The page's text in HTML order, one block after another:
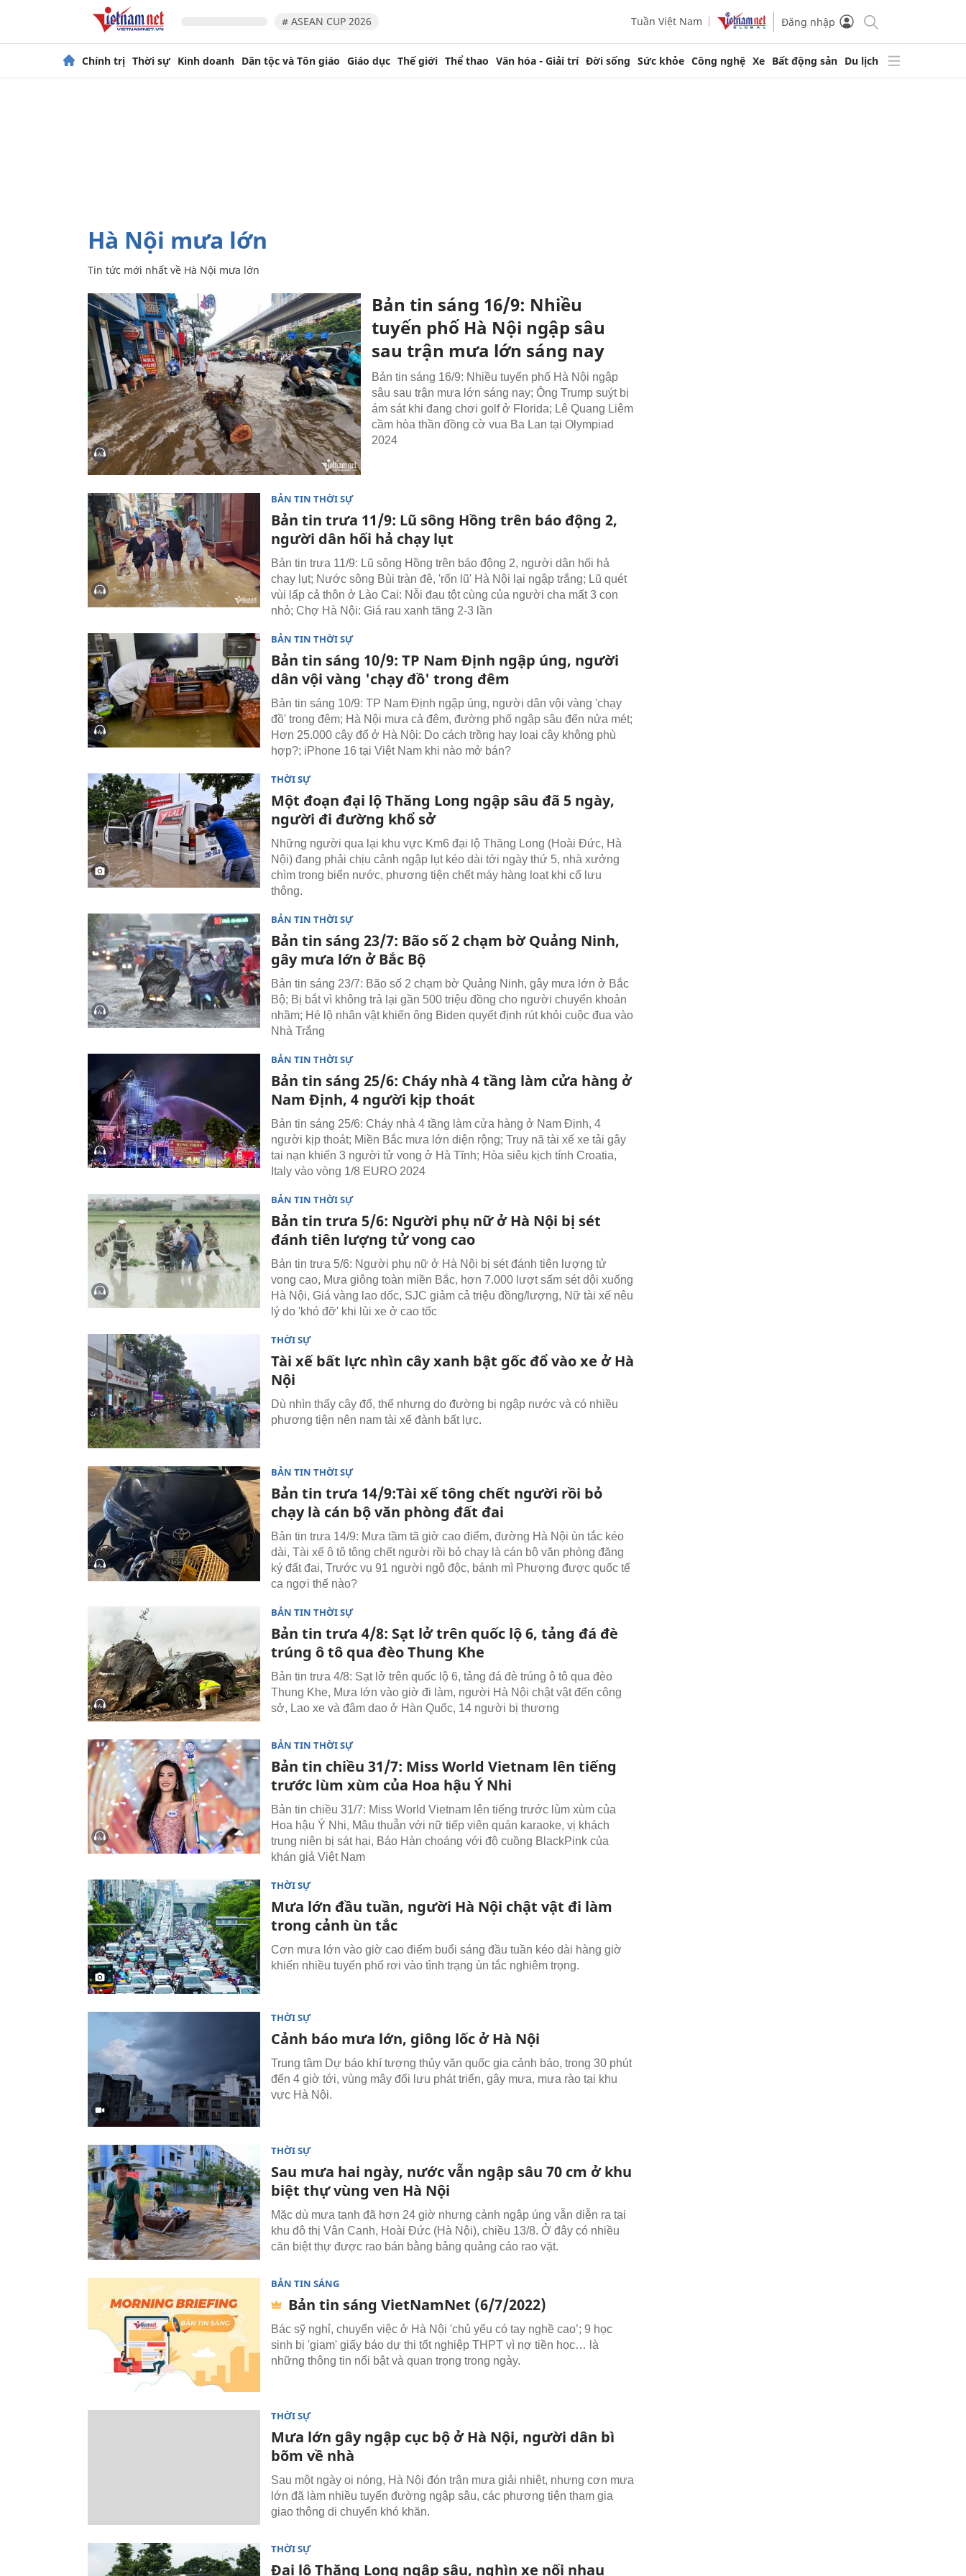
# ASEAN CUP 2026 Tuần Việt Nam Đăng nhập
Chính trị Thời sự Kinh doanh Dân tộc và Tôn giáo Giáo dục Thế giới Thể thao Văn hóa - Giải trí Đời sống Sức khỏe Công nghệ Xe Bất động sản Du lịch
Hà Nội mưa lớn
Tin tức mới nhất về Hà Nội mưa lớn
Bản tin sáng 16/9: Nhiều
tuyến phố Hà Nội ngập sâu
sau trận mưa lớn sáng nay
Bản tin sáng 16/9: Nhiều tuyến phố Hà Nội ngập
sâu sau trận mưa lớn sáng nay; Ông Trump suýt bị
ám sát khi đang chơi golf ở Florida; Lê Quang Liêm
cầm hòa thần đồng cờ vua Ba Lan tại Olympiad
2024
BẢN TIN THỜI SỰ
Bản tin trưa 11/9: Lũ sông Hồng trên báo động 2,
người dân hối hả chạy lụt
Bản tin trưa 11/9: Lũ sông Hồng trên báo động 2, người dân hối hả
chạy lụt; Nước sông Bùi tràn đê, 'rốn lũ' Hà Nội lại ngập trắng; Lũ quét
vùi lấp cả thôn ở Lào Cai: Nỗi đau tột cùng của người cha mất 3 con
nhỏ; Chợ Hà Nội: Giá rau xanh tăng 2-3 lần
BẢN TIN THỜI SỰ
Bản tin sáng 10/9: TP Nam Định ngập úng, người
dân vội vàng 'chạy đồ' trong đêm
Bản tin sáng 10/9: TP Nam Định ngập úng, người dân vội vàng 'chạy
đồ' trong đêm; Hà Nội mưa cả đêm, đường phố ngập sâu đến nửa mét;
Hơn 25.000 cây đổ ở Hà Nội: Do cách trồng hay loại cây không phù
hợp?; iPhone 16 tại Việt Nam khi nào mở bán?
THỜI SỰ
Một đoạn đại lộ Thăng Long ngập sâu đã 5 ngày,
người đi đường khổ sở
Những người qua lại khu vực Km6 đại lộ Thăng Long (Hoài Đức, Hà
Nội) đang phải chịu cảnh ngập lụt kéo dài tới ngày thứ 5, nhà xưởng
chìm trong biển nước, phương tiện chết máy hàng loạt khi cố lưu
thông.
BẢN TIN THỜI SỰ
Bản tin sáng 23/7: Bão số 2 chạm bờ Quảng Ninh,
gây mưa lớn ở Bắc Bộ
Bản tin sáng 23/7: Bão số 2 chạm bờ Quảng Ninh, gây mưa lớn ở Bắc
Bộ; Bị bắt vì không trả lại gần 500 triệu đồng cho người chuyển khoản
nhầm; Hé lộ nhân vật khiến ông Biden quyết định rút khỏi cuộc đua vào
Nhà Trắng
BẢN TIN THỜI SỰ
Bản tin sáng 25/6: Cháy nhà 4 tầng làm cửa hàng ở
Nam Định, 4 người kịp thoát
Bản tin sáng 25/6: Cháy nhà 4 tầng làm cửa hàng ở Nam Định, 4
người kịp thoát; Miền Bắc mưa lớn diện rộng; Truy nã tài xế xe tải gây
tai nạn khiến 3 người tử vong ở Hà Tĩnh; Hòa siêu kịch tính Croatia,
Italy vào vòng 1/8 EURO 2024
BẢN TIN THỜI SỰ
Bản tin trưa 5/6: Người phụ nữ ở Hà Nội bị sét
đánh tiên lượng tử vong cao
Bản tin trưa 5/6: Người phụ nữ ở Hà Nội bị sét đánh tiên lượng tử
vong cao, Mưa giông toàn miền Bắc, hơn 7.000 lượt sấm sét dội xuống
Hà Nội, Giá vàng lao dốc, SJC giảm cả triệu đồng/lượng, Nữ tài xế nêu
lý do 'khó đỡ' khi lùi xe ở cao tốc
THỜI SỰ
Tài xế bất lực nhìn cây xanh bật gốc đổ vào xe ở Hà
Nội
Dù nhìn thấy cây đổ, thế nhưng do đường bị ngập nước và có nhiều
phương tiện nên nam tài xế đành bất lực.
BẢN TIN THỜI SỰ
Bản tin trưa 14/9:Tài xế tông chết người rồi bỏ
chạy là cán bộ văn phòng đất đai
Bản tin trưa 14/9: Mưa tầm tã giờ cao điểm, đường Hà Nội ùn tắc kéo
dài, Tài xế ô tô tông chết người rồi bỏ chạy là cán bộ văn phòng đăng
ký đất đai, Trước vụ 91 người ngộ độc, bánh mì Phượng được quốc tế
ca ngợi thế nào?
BẢN TIN THỜI SỰ
Bản tin trưa 4/8: Sạt lở trên quốc lộ 6, tảng đá đè
trúng ô tô qua đèo Thung Khe
Bản tin trưa 4/8: Sạt lở trên quốc lộ 6, tảng đá đè trúng ô tô qua đèo
Thung Khe, Mưa lớn vào giờ đi làm, người Hà Nội chật vật đến công
sở, Lao xe và đâm dao ở Hàn Quốc, 14 người bị thương
BẢN TIN THỜI SỰ
Bản tin chiều 31/7: Miss World Vietnam lên tiếng
trước lùm xùm của Hoa hậu Ý Nhi
Bản tin chiều 31/7: Miss World Vietnam lên tiếng trước lùm xùm của
Hoa hậu Ý Nhi, Mâu thuẫn với nữ tiếp viên quán karaoke, vị khách
trung niên bị sát hại, Báo Hàn choáng với độ cuồng BlackPink của
khán giả Việt Nam
THỜI SỰ
Mưa lớn đầu tuần, người Hà Nội chật vật đi làm
trong cảnh ùn tắc
Cơn mưa lớn vào giờ cao điểm buổi sáng đầu tuần kéo dài hàng giờ
khiến nhiều tuyến phố rơi vào tình trạng ùn tắc nghiêm trọng.
THỜI SỰ
Cảnh báo mưa lớn, giông lốc ở Hà Nội
Trung tâm Dự báo khí tượng thủy văn quốc gia cảnh báo, trong 30 phút
đến 4 giờ tới, vùng mây đối lưu phát triển, gây mưa, mưa rào tại khu
vực Hà Nội.
THỜI SỰ
Sau mưa hai ngày, nước vẫn ngập sâu 70 cm ở khu
biệt thự vùng ven Hà Nội
Mặc dù mưa tạnh đã hơn 24 giờ nhưng cảnh ngập úng vẫn diễn ra tại
khu đô thị Vân Canh, Hoài Đức (Hà Nội), chiều 13/8. Ở đây có nhiều
căn biệt thự được rao bán bằng bảng quảng cáo rao vặt.
BẢN TIN SÁNG
Bản tin sáng VietNamNet (6/7/2022)
Bác sỹ nghỉ, chuyển việc ở Hà Nội 'chủ yếu có tay nghề cao’; 9 học
sinh bị 'giam' giấy báo dự thi tốt nghiệp THPT vì nợ tiền học… là
những thông tin nổi bật và quan trọng trong ngày.
THỜI SỰ
Mưa lớn gây ngập cục bộ ở Hà Nội, người dân bì
bõm về nhà
Sau một ngày oi nóng, Hà Nội đón trận mưa giải nhiệt, nhưng cơn mưa
lớn đã làm nhiều tuyến đường ngập sâu, các phương tiện tham gia
giao thông di chuyển khó khăn.
THỜI SỰ
Đại lộ Thăng Long ngập sâu, nghìn xe nối nhau